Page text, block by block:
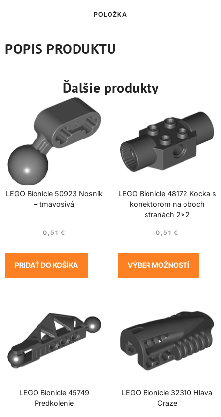
POLOŽKA
POPIS PRODUKTU
Ďalšie produkty
LEGO Bionicle 50923 Nosník
– tmavosivá
0,51 €
PRIDAŤ DO KOŠÍKA
LEGO Bionicle 48172 Kocka s
konektorom na oboch
stranách 2×2
0,51 €
VÝBER MOŽNOSTÍ
LEGO Bionicle 45749
Predkolenie
LEGO Bionicle 32310 Hlava
Craze